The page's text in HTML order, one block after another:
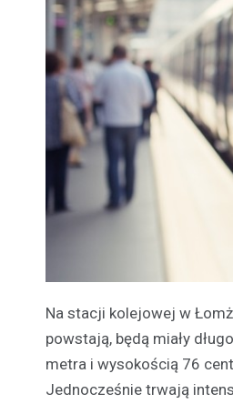
Na stacji kolejowej w
powstają, będą miały
metra i wysokością 76
Jednocześnie trwają